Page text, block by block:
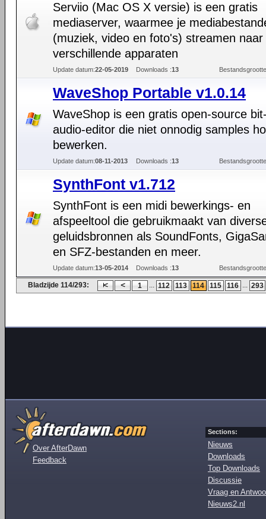
Serviio (Mac OS X versie) is een gratis
mediaserver, waarmee je
(muziek, video en foto's) streamen naar
verschillende apparaten
Update datum:22-05-2019 Downloads :13
WaveShop Portable v1.0.14
WaveShop is een gratis open-source
audio-editor die niet onnodig samples
bewerken.
Update datum:08-11-2013 Downloads :13
SynthFont v1.712
SynthFont is een midi bewerkings- en
afspeeltool die gebruikmaakt van
geluidsbronnen als SoundFonts,
en SFZ-bestanden en meer.
Update datum:13-05-2014 Downloads :13
Bladzijde 114/293: 1 ... 112 113 114 115 116 ... 293
Over AfterDawn
Feedback
Sections:
Nieuws
Downloads
Top Downloads
Discussie
Vraag en
Nieuws2.nl